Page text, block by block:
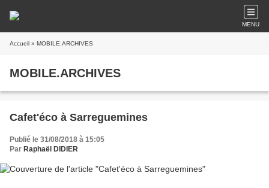
MENU
Accueil » MOBILE.ARCHIVES
MOBILE.ARCHIVES
Cafet'éco à Sarreguemines
Publié le 31/08/2018 à 15:05
Par Raphaël DIDIER